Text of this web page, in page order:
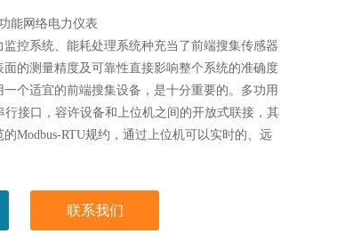
能网络电力仪表
控系统、能耗处理系统种充当了前端搜集传感器
面的测量精度及可靠性直接影响整个系统的准确度
个适宜的前端搜集设备，是十分重要的。多功用
行接口，容许设备和上位机之间的开放式联接，其
Modbus-RTU规约，通过上位机可以实时的、远
联系我们